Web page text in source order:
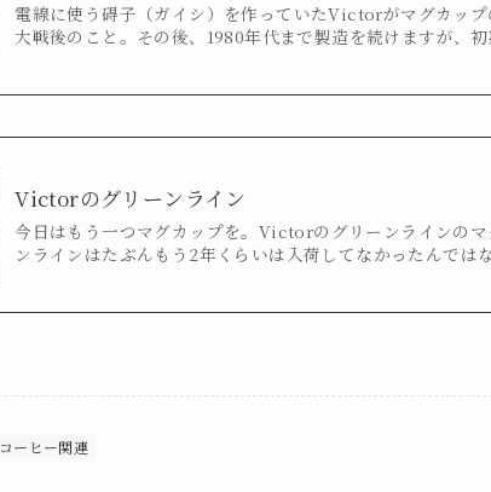
電線に使う碍子（ガイシ）を作っていたVictorがマグカッ
大戦後のこと。その後、1980年代まで製造を続けますが、
Victorのグリーンライン
今日はもう一つマグカップを。Victorのグリーンラインの
ンラインはたぶんもう2年くらいは入荷してなかったんでは
コーヒー関連